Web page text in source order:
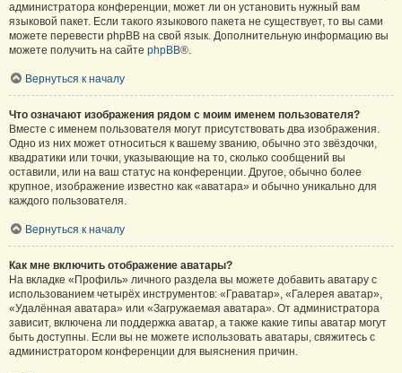
администратора конференции, может ли он установить нужный вам
языковой пакет. Если такого языкового пакета не существует, то вы сами
можете перевести phpBB на свой язык. Дополнительную информацию вы
можете получить на сайте phpBB®.
Вернуться к началу
Что означают изображения рядом с моим именем пользователя?
Вместе с именем пользователя могут присутствовать два изображения.
Одно из них может относиться к вашему званию, обычно это звёздочки,
квадратики или точки, указывающие на то, сколько сообщений вы
оставили, или на ваш статус на конференции. Другое, обычно более
крупное, изображение известно как «аватара» и обычно уникально для
каждого пользователя.
Вернуться к началу
Как мне включить отображение аватары?
На вкладке «Профиль» личного раздела вы можете добавить аватару с
использованием четырёх инструментов: «Граватар», «Галерея аватар»,
«Удалённая аватара» или «Загружаемая аватара». От администратора
зависит, включена ли поддержка аватар, а также какие типы аватар могут
быть доступны. Если вы не можете использовать аватары, свяжитесь с
администратором конференции для выяснения причин.